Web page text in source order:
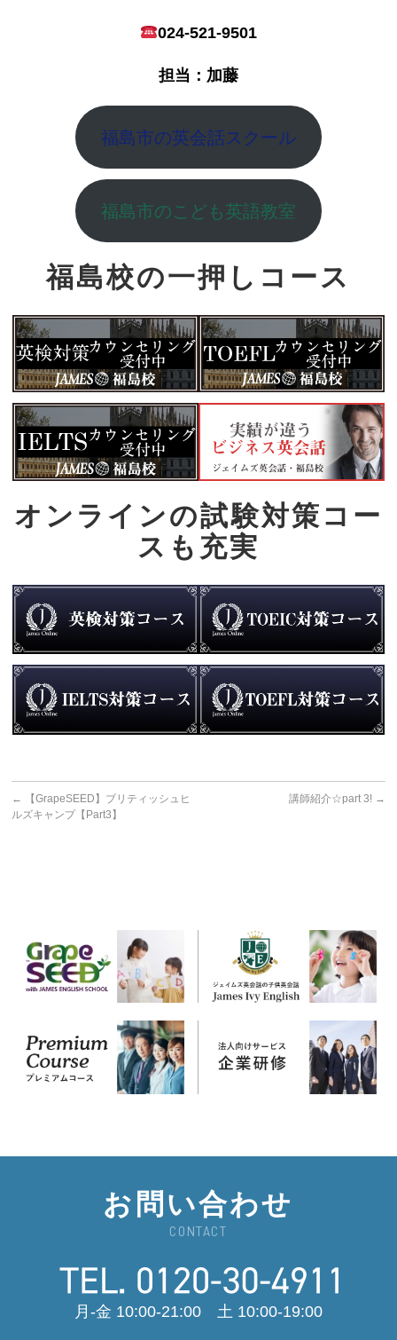
024-521-9501
担当：加藤
福島市の英会話スクール
福島市のこども英語教室
福島校の一押しコース
オンラインの試験対策コー
スも充実
←
【GrapeSEED】ブリティッシュヒ
ルズキャンプ【Part3】
講師紹介☆part 3! →
お問い合わせ
CONTACT
月-金 10:00-21:00 土 10:00-19:00